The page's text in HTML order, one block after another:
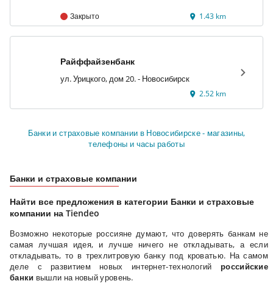
Закрыто 1.43 km
Райффайзенбанк
ул. Урицкого, дом 20. - Новосибирск
2.52 km
Банки и страховые компании в Новосибирске - магазины,
телефоны и часы работы
Банки и страховые компании
Найти все предложения в категории Банки и страховые
компании на Tiendeo
Возможно некоторые россияне думают, что доверять банкам не
самая лучшая идея, и лучше ничего не откладывать, а если
откладывать, то в трехлитровую банку под кроватью. На самом
деле с развитием новых интернет-технологий российские
банки вышли на новый уровень.